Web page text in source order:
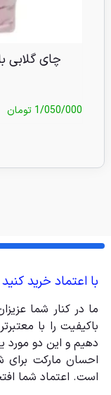
چای گلابی
1/050/000 تومان
با اعتماد خرید کنید
ما در کنار شما
باکیفیت را با
دهیم و این دو مورد
احسان مارکت
است. اعتماد شما